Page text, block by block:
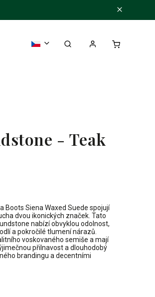
- Teak
Boots Siena Waxed Suede spojují
dvou ikonických značek. Tato
nabízí obvyklou odolnost,
a pokročilé tlumení nárazů.
voskovaného semiše a mají
přilnavost a dlouhodobý
brandingu a decentními